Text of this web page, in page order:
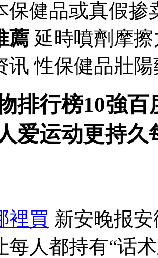
保健品或真假掺
薦 延時噴劑摩
讯 性保健品壯
排行榜10強
爱运动更持
裡買 新安晚报
每人都持有“话